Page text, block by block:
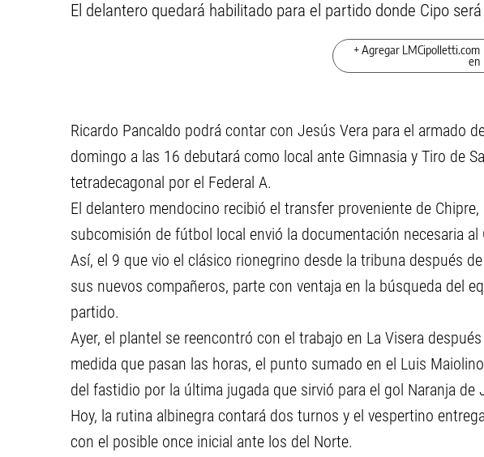
El delantero quedará habilitado para el partido donde Cipo
+ Agregar LMCipolletti.com
en
Ricardo Pancaldo podrá contar con Jesús Vera para el armado
domingo a las 16 debutará como local ante Gimnasia y Tiro de
tetradecagonal por el Federal A.
El delantero mendocino recibió el transfer proveniente de
subcomisión de fútbol local envió la documentación necesaria al
Así, el 9 que vio el clásico rionegrino desde la tribuna después
sus nuevos compañeros, parte con ventaja en la búsqueda del
partido.
Ayer, el plantel se reencontró con el trabajo en La Visera
medida que pasan las horas, el punto sumado en el Luis
del fastidio por la última jugada que sirvió para el gol Naranja de
Hoy, la rutina albinegra contará dos turnos y el vespertino
con el posible once inicial ante los del Norte.